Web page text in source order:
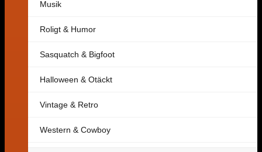
Musik
Roligt & Humor
Sasquatch & Bigfoot
Halloween & Otäckt
Vintage & Retro
Western & Cowboy